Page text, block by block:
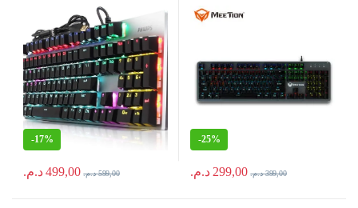
-17%
499,00 د.م. 599,00 د.م.
USB for gaming (blue switch)
-25%
299,00 د.م. 399,00 د.م.